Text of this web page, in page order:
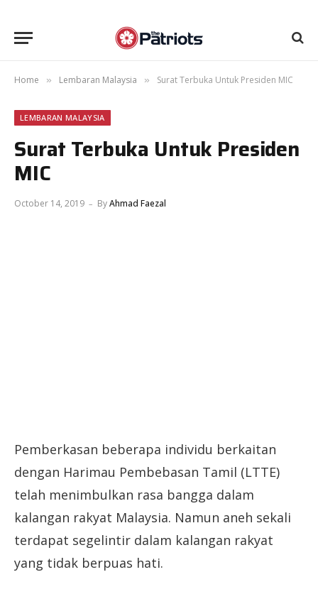
Home » Lembaran Malaysia » Surat Terbuka Untuk Presiden MIC
LEMBARAN MALAYSIA
Surat Terbuka Untuk Presiden
MIC
October 14, 2019 ByAhmad Faezal
Pemberkasan beberapa individu berkaitan
dengan Harimau Pembebasan Tamil (LTTE)
telah menimbulkan rasa bangga dalam
kalangan rakyat Malaysia. Namun aneh sekali
terdapat segelintir dalam kalangan rakyat
yang tidak berpuas hati.